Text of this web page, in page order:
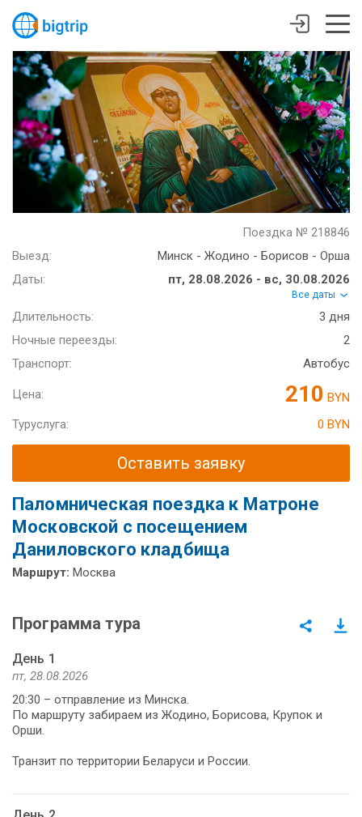
Поездка № 218846
Выезд:
Минск - Жодино - Борисов - Орша
Даты:
пт, 28.08.2026 - вс, 30.08.2026
Все даты
Длительность:
3 дня
Ночные переезды:
2
Транспорт:
Автобус
Цена: 210 BYN
Туруслуга:
0 BYN
Оставить заявку
Паломническая поездка к Матроне
Московской с посещением
Даниловского кладбища
Маршрут: Москва
Программа тура
День 1
пт, 28.08.2026
20:30 – отправление из Минска.
По маршруту забираем из Жодино, Борисова, Крупок и
Орши.
Транзит по территории Беларуси и России.